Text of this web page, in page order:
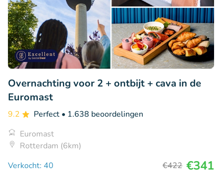
Overnachting voor 2 + ontbijt + cava in de
Euromast
9.2 Perfect • 1.638 beoordelingen
Euromast
Rotterdam (6km)
Verkocht: 40
€422 €341